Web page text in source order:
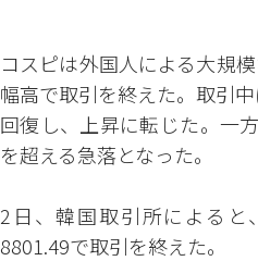
コスピは外国人による大規
幅高で取引を終えた。取引
回復し、上昇に転じた。一
を超える急落となった。
2日、韓国取引所によると
8801.49で取引を終えた。